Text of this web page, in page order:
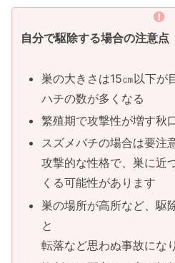
自分で駆除する場合の注意点
巣の大きさは15㎝以下が
ハチの数が多くなる
繁殖期で攻撃性が増す秋
スズメバチの場合は要注
攻撃的な性格で、巣に近
くる可能性があります
巣の場所が高所など、駆
と
転落など思わぬ事故にな